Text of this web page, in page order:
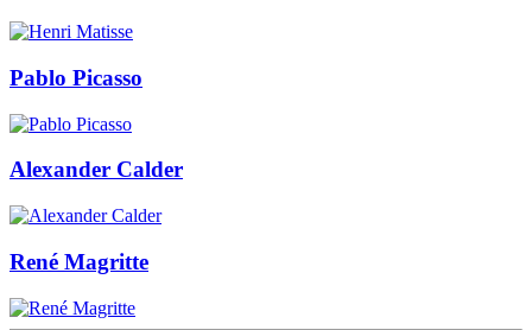
Pablo Picasso
Alexander Calder
René Magritte